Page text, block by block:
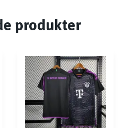
produkter